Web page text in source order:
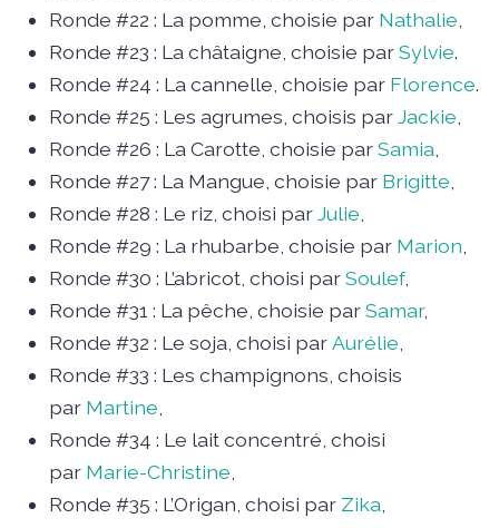
Ronde #22 : La pomme, choisie par Nathalie
Ronde #23 : La châtaigne, choisie parSylvie.
Ronde #24 : La cannelle, choisie par Florence.
Ronde #25 : Les agrumes, choisis parJackie
Ronde #26 : La Carotte, choisie parSamia
Ronde #27 : La Mangue, choisie par Brigitte
Ronde #28 : Le riz, choisi parJulie
Ronde #29 : La rhubarbe, choisie par Marion
Ronde #30 : L’abricot, choisi parSoulef,
Ronde #31 : La pêche, choisie parSamar,
Ronde #32 : Le soja, choisi parAurélie
Ronde #33 : Les champignons, choisis
par Martine
Ronde #34 : Le lait concentré, choisi
par Marie-Christine
Ronde #35 : L’Origan, choisi par Zika